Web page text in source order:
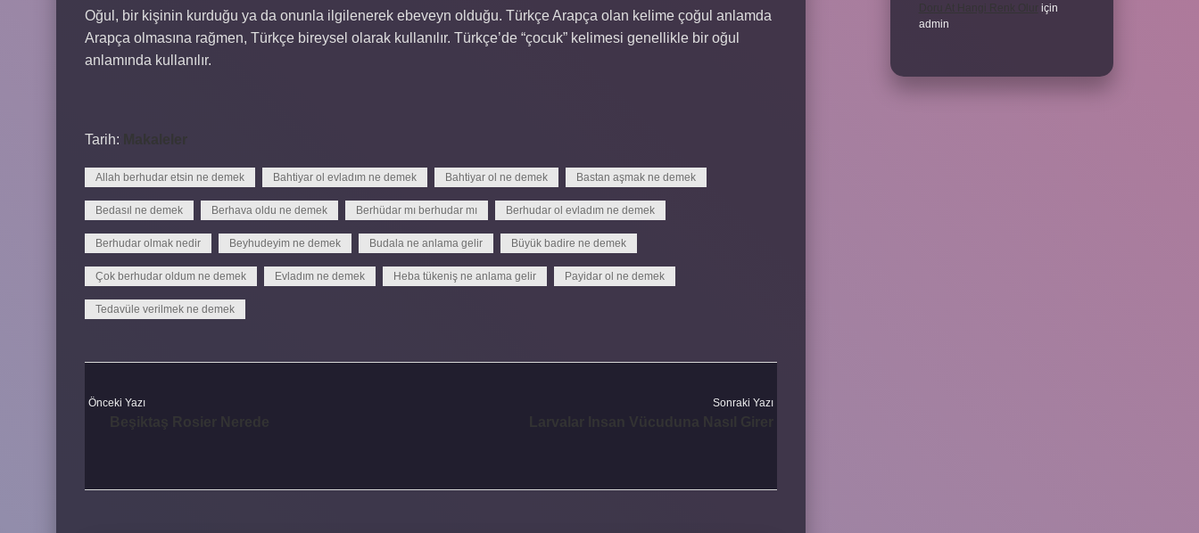
Oğul, bir kişinin kurduğu ya da onunla ilgilenerek ebeveyn olduğu. Türkçe Arapça olan kelime çoğul anlamda
Arapça olmasına rağmen, Türkçe bireysel olarak kullanılır. Türkçe’de “çocuk” kelimesi genellikle bir oğul
anlamında kullanılır.
Tarih: Makaleler
Allah berhudar etsin ne demek Bahtiyar ol evladım ne demek Bahtiyar ol ne demek Bastan aşmak ne demek
Bedasıl ne demek Berhava oldu ne demek Berhüdar mı berhudar mı Berhudar ol evladım ne demek
Berhudar olmak nedir Beyhudeyim ne demek Budala ne anlama gelir Büyük badire ne demek
Çok berhudar oldum ne demek Evladım ne demek Heba tükeniş ne anlama gelir Payidar ol ne demek
Tedavüle verilmek ne demek
Önceki Yazı Sonraki Yazı
için
admin